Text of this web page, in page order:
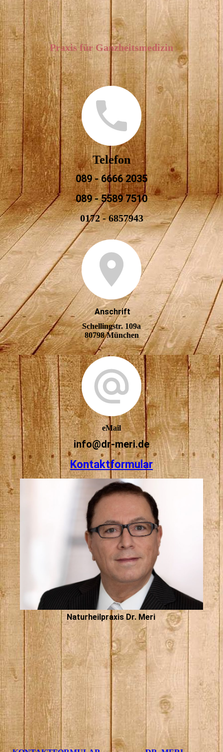
Praxis für Ganzheitsmedizin
Telefon
089 - 6666 2035
089 - 5589 7510
0172 - 6857943
Anschrift
Schellingstr. 109a
80798 München
eMail
info@dr-meri.de
Kontaktformular
Naturheilpraxis Dr. Meri